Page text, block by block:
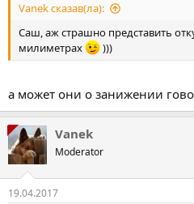
Vanek сказав(ла):
Саш, аж страшно представить
милиметрах
)))
а может они о занижении
Vanek
Moderator
19.04.2017